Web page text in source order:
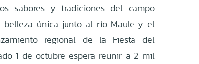
sabores y tradiciones del campo
belleza única junto al río Maule y el
regional de la Fiesta del
1 de octubre espera reunir a 2 mil